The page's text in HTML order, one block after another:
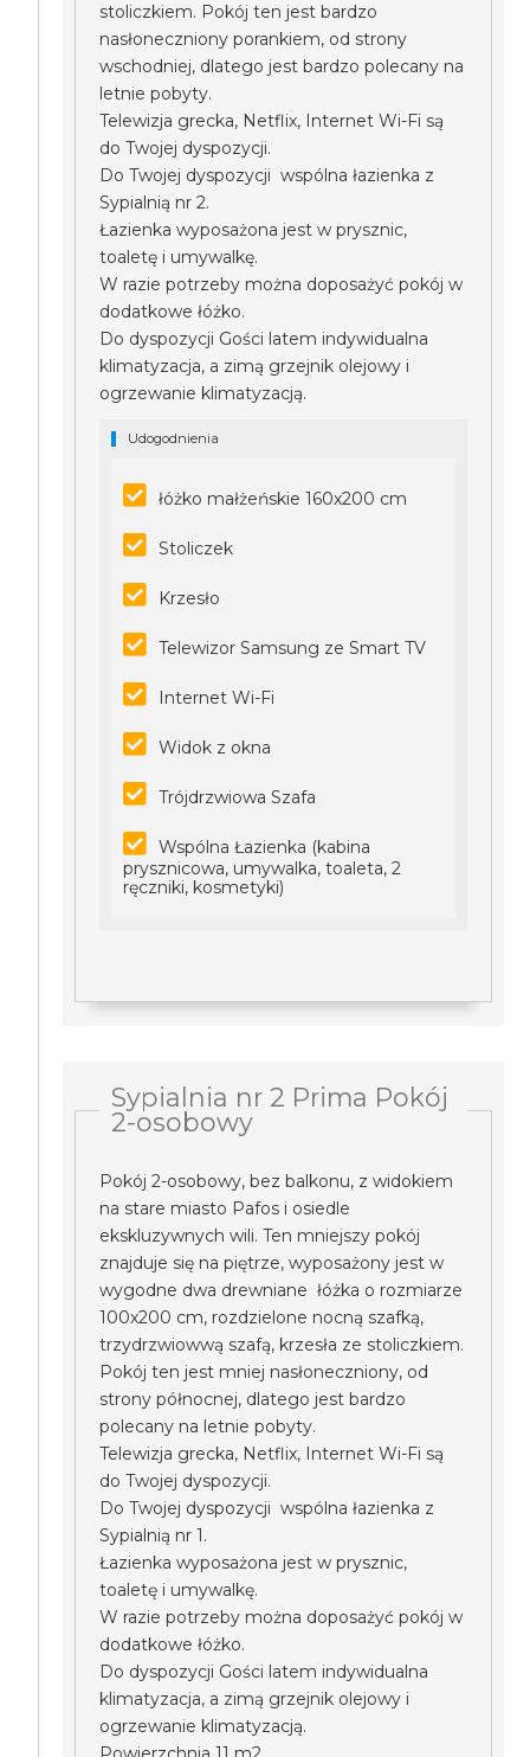
stoliczkiem. Pokój ten jest bardzo
nasłoneczniony porankiem, od strony
wschodniej, dlatego jest bardzo polecany na
letnie pobyty.
Telewizja grecka, Netflix, Internet Wi-Fi są
do Twojej dyspozycji.
Do Twojej dyspozycji wspólna łazienka z
Sypialnią nr 2.
Łazienka wyposażona jest w prysznic,
toaletę i umywalkę.
W razie potrzeby można doposażyć pokój w
dodatkowe łóżko.
Do dyspozycji Gości latem indywidualna
klimatyzacja, a zimą grzejnik olejowy i
ogrzewanie klimatyzacją.
Udogodnienia
łóżko małżeńskie 160x200 cm
Stoliczek
Krzesło
Telewizor Samsung ze Smart TV
Internet Wi-Fi
Widok z okna
Trójdrzwiowa Szafa
Wspólna Łazienka (kabina
prysznicowa, umywalka, toaleta, 2
ręczniki, kosmetyki)
Sypialnia nr 2 Prima Pokój
2-osobowy
Pokój 2-osobowy, bez balkonu, z widokiem
na stare miasto Pafos i osiedle
ekskluzywnych wili. Ten mniejszy pokój
znajduje się na piętrze, wyposażony jest w
wygodne dwa drewniane łóżka o rozmiarze
100x200 cm, rozdzielone nocną szafką,
trzydrzwiowwą szafą, krzesła ze stoliczkiem.
Pokój ten jest mniej nasłoneczniony, od
strony północnej, dlatego jest bardzo
polecany na letnie pobyty.
Telewizja grecka, Netflix, Internet Wi-Fi są
do Twojej dyspozycji.
Do Twojej dyspozycji wspólna łazienka z
Sypialnią nr 1.
Łazienka wyposażona jest w prysznic,
toaletę i umywalkę.
W razie potrzeby można doposażyć pokój w
dodatkowe łóżko.
Do dyspozycji Gości latem indywidualna
klimatyzacja, a zimą grzejnik olejowy i
ogrzewanie klimatyzacją.